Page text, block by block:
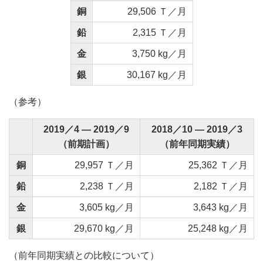
銅 29,506 Ｔ／月
鉛 2,315 Ｔ／月
金 3,750 kg／月
銀 30,167 kg／月
（参考）
2019／4 ― 2019／9
（前期計画）
2018／10 ― 2019／3
（前年同期実績）
銅 29,957 Ｔ／月 25,362 Ｔ／月
鉛 2,238 Ｔ／月 2,182 Ｔ／月
金 3,605 kg／月 3,643 kg／月
銀 29,670 kg／月 25,248 kg／月
（前年同期実績との比較について）